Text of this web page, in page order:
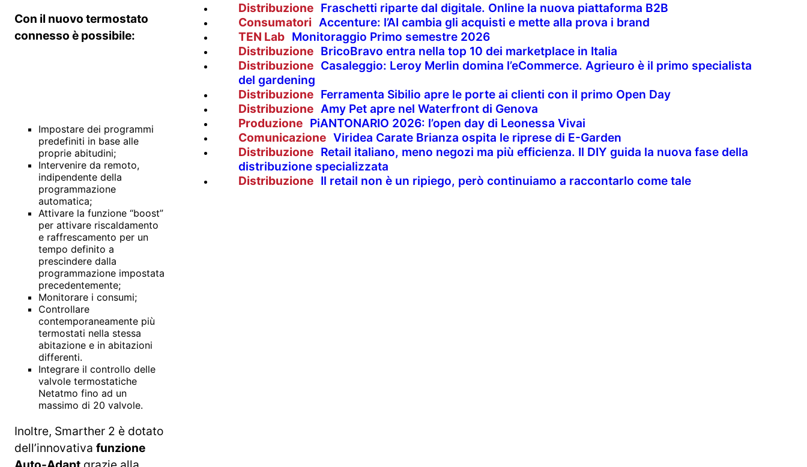
Con il nuovo termostato
connesso è possibile:
Impostare dei programmi
predefiniti in base alle
proprie abitudini;
Intervenire da remoto,
indipendente della
programmazione
automatica;
Attivare la funzione “boost”
per attivare riscaldamento
e raffrescamento per un
tempo definito a
prescindere dalla
programmazione impostata
precedentemente;
Monitorare i consumi;
Controllare
contemporaneamente più
termostati nella stessa
abitazione e in abitazioni
differenti.
Integrare il controllo delle
valvole termostatiche
Netatmo fino ad un
massimo di 20 valvole.
Inoltre, Smarther 2 è dotato
dell’innovativa funzione
Distribuzione Fraschetti riparte dal digitale. Online la nuova piattaforma B2B
Consumatori Accenture: l’AI cambia gli acquisti e mette alla prova i brand
TEN Lab Monitoraggio Primo semestre 2026
Distribuzione BricoBravo entra nella top 10 dei marketplace in Italia
Distribuzione Casaleggio: Leroy Merlin domina l’eCommerce. Agrieuro è il primo specialista
del gardening
Distribuzione Ferramenta Sibilio apre le porte ai clienti con il primo Open Day
Distribuzione Amy Pet apre nel Waterfront di Genova
Produzione PiANTONARIO 2026: l’open day di Leonessa Vivai
Comunicazione Viridea Carate Brianza ospita le riprese di E-Garden
Distribuzione Retail italiano, meno negozi ma più efficienza. Il DIY guida la nuova fase della
distribuzione specializzata
Distribuzione Il retail non è un ripiego, però continuiamo a raccontarlo come tale